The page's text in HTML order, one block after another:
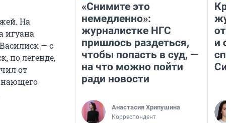
На
игуана
— с
по легенде,
от
«Снимите это
немедленно»:
журналистке НГС
пришлось раздеться,
чтобы попасть в суд, —
на что можно пойти
ради новости
Анастасия Хрипушина
Корреспондент
и